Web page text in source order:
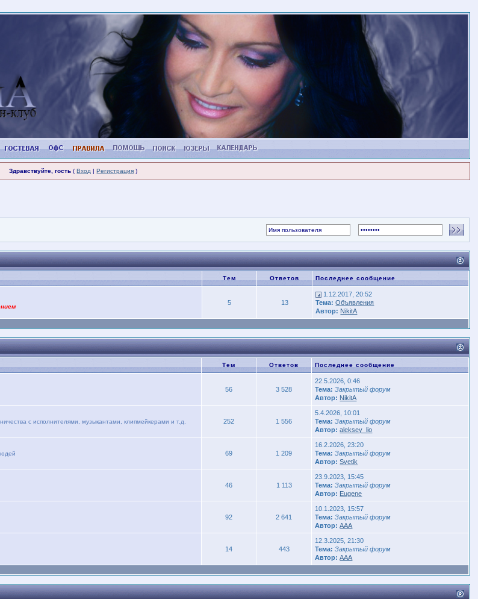
Здравствуйте, гость (Вход |Регистрация )
Тем Ответов Последнее сообщение
5 13
1.12.2017, 20:52
Тема: Объявления
Автор: NikitA
Тем Ответов Последнее сообщение
56 3 528
22.5.2026, 0:46
Тема: Закрытый форум
Автор: NikitA
с исполнителями, музыкантами, клипмейкерами и т.д.
252 1 556
5.4.2026, 10:01
Тема: Закрытый форум
Автор: aleksey_lio
69 1 209
16.2.2026, 23:20
Тема: Закрытый форум
Автор: Svetik
46 1 113
23.9.2023, 15:45
Тема: Закрытый форум
Автор: Eugene
92 2 641
10.1.2023, 15:57
Тема: Закрытый форум
Автор: AAA
14 443
12.3.2025, 21:30
Тема: Закрытый форум
Автор: AAA